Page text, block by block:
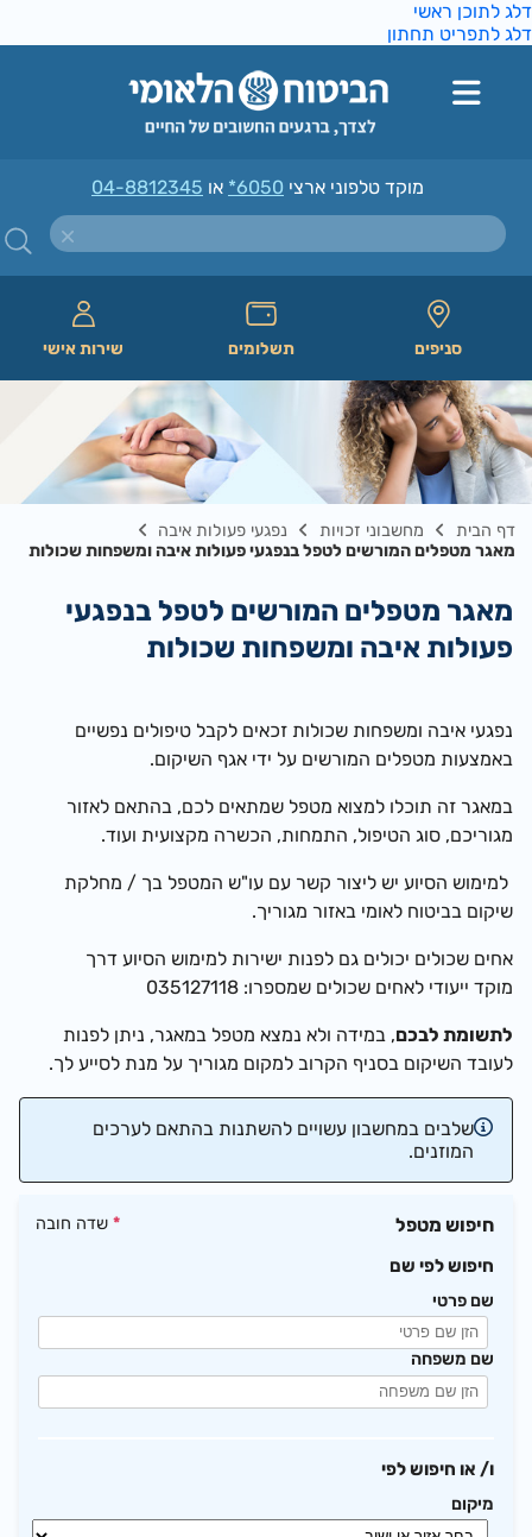
לתוכן ראשי
לתפריט תחתון
מוקד טלפוני ארצי*6050או04-8812345
סניפים תשלומים שירות אישי
דף הבית מחשבוני זכויות
נפגעי פעולות איבה
מאגר מטפלים המורשים לטפל בנפגעי פעולות איבה ומשפחות שכולות
מאגר מטפלים המורשים לטפל בנפגעי
פעולות איבה ומשפחות שכולות
נפגעי איבה ומשפחות שכולות זכאים לקבל טיפולים נפשיים
באמצעות מטפלים המורשים על ידי אגף השיקום.
במאגר זה תוכלו למצוא מטפל שמתאים לכם, בהתאם לאזור
מגוריכם, סוג הטיפול, התמחות, הכשרה מקצועית ועוד.
למימוש הסיוע יש ליצור קשר עם עו"ש המטפל בך / מחלקת
שיקום בביטוח לאומי באזור מגוריך.
אחים שכולים יכולים גם לפנות ישירות למימוש הסיוע דרך
מוקד ייעודי לאחים שכולים שמספרו: 035127118
לתשומת לבכם, במידה ולא נמצא מטפל במאגר, ניתן לפנות
לעובד השיקום בסניף הקרוב למקום מגוריך על מנת לסייע לך.
שלבים במחשבון עשויים להשתנות בהתאם לערכים
המוזנים.
שדה חובה חיפוש מטפל
חיפוש לפי שם
שם פרטי
שם משפחה
ו/ או חיפוש לפי
מיקום